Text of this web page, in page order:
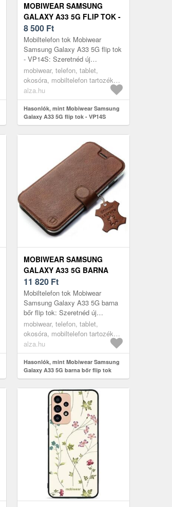
MOBIWEAR SAMSUNG
GALAXY A33 5G FLIP TOK -
VP14S
8 500 Ft
Mobiltelefon tok Mobiwear
Samsung Galaxy A33 5G flip tok
- VP14S: Szeretnéd új
mobiltelefonodat megóvni? A
kiváló minőségű SAMSUNG
Galaxy A33 5G mo...
mobiwear, telefon, tablet,
okosóra, mobiltelefon tartozékok,
tokok
alza.hu
Hasonlók, mint Mobiwear Samsung
Galaxy A33 5G flip tok - VP14S
MOBIWEAR SAMSUNG
GALAXY A33 5G BARNA
BŐR FLIP TOK
11 820 Ft
Mobiltelefon tok Mobiwear
Samsung Galaxy A33 5G barna
bőr flip tok: Szeretnéd új
mobiltelefonodat megóvni? A
praktikus SAMSUNG Galaxy
A33 5G modell...
mobiwear, telefon, tablet,
okosóra, mobiltelefon tartozékok,
tokok
alza.hu
Hasonlók, mint Mobiwear Samsung
Galaxy A33 5G barna bőr flip tok